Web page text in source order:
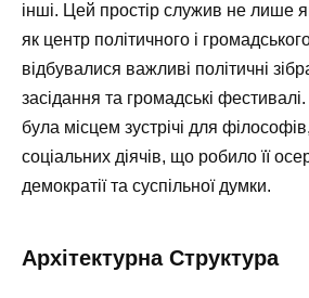
інші. Цей простір служив не лише
як центр політичного і
відбувалися важливі політичні
засідання та громадські
була місцем зустрічі для філософів,
соціальних діячів, що робило її
демократії та суспільної думки.
Архітектурна Структура